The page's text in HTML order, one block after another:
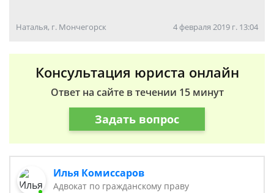
Наталья, г. Мончегорск 4 февраля 2019 г. 13:04
Консультация юриста онлайн
Ответ на сайте в течении 15 минут
Задать вопрос
Илья Комиссаров
Адвокат по гражданскому праву